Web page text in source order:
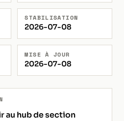
STABILISATION
2026-07-08
MISE À JOUR
2026-07-08
au hub de section